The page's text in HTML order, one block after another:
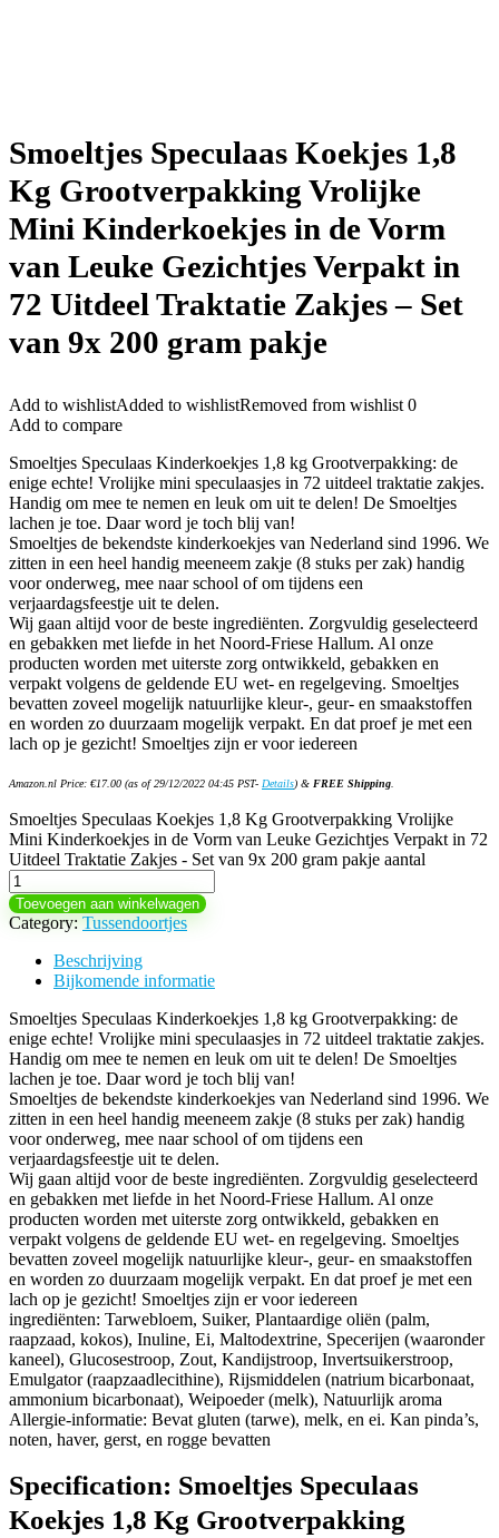
Smoeltjes Speculaas Koekjes 1,8
Kg Grootverpakking Vrolijke
Mini Kinderkoekjes in de Vorm
van Leuke Gezichtjes Verpakt in
72 Uitdeel Traktatie Zakjes – Set
van 9x 200 gram pakje
Add to wishlistAdded to wishlistRemoved from wishlist 0
Add to compare
Smoeltjes Speculaas Kinderkoekjes 1,8 kg Grootverpakking: de
enige echte! Vrolijke mini speculaasjes in 72 uitdeel traktatie zakjes.
Handig om mee te nemen en leuk om uit te delen! De Smoeltjes
lachen je toe. Daar word je toch blij van!
Smoeltjes de bekendste kinderkoekjes van Nederland sind 1996. We
zitten in een heel handig meeneem zakje (8 stuks per zak) handig
voor onderweg, mee naar school of om tijdens een
verjaardagsfeestje uit te delen.
Wij gaan altijd voor de beste ingrediënten. Zorgvuldig geselecteerd
en gebakken met liefde in het Noord-Friese Hallum. Al onze
producten worden met uiterste zorg ontwikkeld, gebakken en
verpakt volgens de geldende EU wet- en regelgeving. Smoeltjes
bevatten zoveel mogelijk natuurlijke kleur-, geur- en smaakstoffen
en worden zo duurzaam mogelijk verpakt. En dat proef je met een
lach op je gezicht! Smoeltjes zijn er voor iedereen
Amazon.nl Price: €17.00 (as of 29/12/2022 04:45 PST- Details) & FREE Shipping
Smoeltjes Speculaas Koekjes 1,8 Kg Grootverpakking Vrolijke
Mini Kinderkoekjes in de Vorm van Leuke Gezichtjes Verpakt in 72
Uitdeel Traktatie Zakjes - Set van 9x 200 gram pakje aantal
Toevoegen aan winkelwagen
Category: Tussendoortjes
Beschrijving
Bijkomende informatie
Smoeltjes Speculaas Kinderkoekjes 1,8 kg Grootverpakking: de
enige echte! Vrolijke mini speculaasjes in 72 uitdeel traktatie zakjes.
Handig om mee te nemen en leuk om uit te delen! De Smoeltjes
lachen je toe. Daar word je toch blij van!
Smoeltjes de bekendste kinderkoekjes van Nederland sind 1996. We
zitten in een heel handig meeneem zakje (8 stuks per zak) handig
voor onderweg, mee naar school of om tijdens een
verjaardagsfeestje uit te delen.
Wij gaan altijd voor de beste ingrediënten. Zorgvuldig geselecteerd
en gebakken met liefde in het Noord-Friese Hallum. Al onze
producten worden met uiterste zorg ontwikkeld, gebakken en
verpakt volgens de geldende EU wet- en regelgeving. Smoeltjes
bevatten zoveel mogelijk natuurlijke kleur-, geur- en smaakstoffen
en worden zo duurzaam mogelijk verpakt. En dat proef je met een
lach op je gezicht! Smoeltjes zijn er voor iedereen
ingrediënten: Tarwebloem, Suiker, Plantaardige oliën (palm,
raapzaad, kokos), Inuline, Ei, Maltodextrine, Specerijen (waaronder
kaneel), Glucosestroop, Zout, Kandijstroop, Invertsuikerstroop,
Emulgator (raapzaadlecithine), Rijsmiddelen (natrium bicarbonaat,
ammonium bicarbonaat), Weipoeder (melk), Natuurlijk aroma
Allergie-informatie: Bevat gluten (tarwe), melk, en ei. Kan pinda’s,
noten, haver, gerst, en rogge bevatten
Specification: Smoeltjes Speculaas
Koekjes 1,8 Kg Grootverpakking